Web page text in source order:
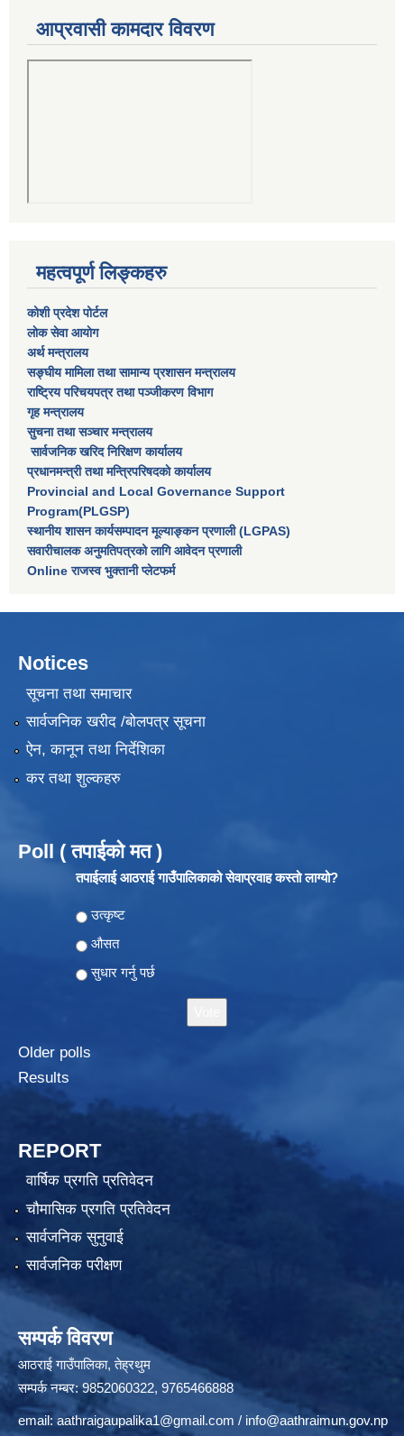
आप्रवासी कामदार विवरण
महत्वपूर्ण लिङ्कहरु
कोशी प्रदेश पोर्टल
लाेक सेवा आयाेग
अर्थ मन्त्रालय
सङ्घीय मामिला तथा सामान्य प्रशासन मन्त्रालय
राष्‍ट्रिय परिचयपत्र तथा पञ्‍जीकरण विभाग
गृह मन्त्रालय
सुचना तथा सञ्चार मन्त्रालय
सार्वजनिक खरिद निरिक्षण कार्यालय
प्रधानमन्त्री तथा मन्त्रिपरिषदकाे कार्यालय
Provincial and Local Governance Support
Program(PLGSP)
स्थानीय शासन कार्यसम्पादन मूल्याङ्कन प्रणाली (LGPAS)
सवारीचालक अनुमतिपत्रको लागि आवेदन प्रणाली
Online राजस्व भुक्तानी प्लेटफर्म
Notices
सूचना तथा समाचार
सार्वजनिक खरीद /बोलपत्र सूचना
ऐन, कानून तथा निर्देशिका
कर तथा शुल्कहरु
Poll ( तपाईको मत )
तपाईलाई आठराई गाउँपालिकाको सेवाप्रवाह कस्तो लाग्यो?
Choices
उत्कृष्ट
औसत
सुधार गर्नु पर्छ
Older polls
Results
REPORT
वार्षिक प्रगति प्रतिवेदन
चौमासिक प्रगति प्रतिवेदन
सार्वजनिक सुनुवाई
सार्वजनिक परीक्षण
सम्पर्क विवरण
आठराई गाउँपालिका, तेह्रथुम
सम्पर्क नम्बर: 9852060322, 9765466888
email: aathraigaupalika1@gmail.com / info@aathraimun.gov.np